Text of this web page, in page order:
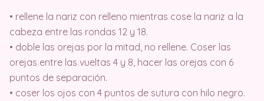
• rellene la nariz con relleno mientras cose la nariz a la
cabeza entre las rondas 12 y 18.
• doble las orejas por la mitad, no rellene. Coser las
orejas entre las vueltas 4 y 8, hacer las orejas con 6
puntos de separación.
• coser los ojos con 4 puntos de sutura con hilo negro.